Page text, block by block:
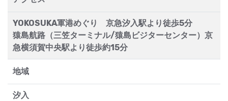
YOKOSUKA軍港めぐり 京急汐入駅より徒歩5分
猿島航路（三笠ターミナル/猿島ビジターセンター）京
急横須賀中央駅より徒歩約15分
地域
汐入